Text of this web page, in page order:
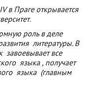
в Праге открывается
роль в деле
литературы. В
завоевывает все
языка , получает
языка (главным